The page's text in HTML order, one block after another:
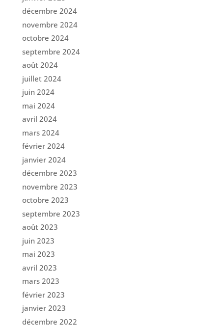
décembre 2024
novembre 2024
octobre 2024
septembre 2024
août 2024
juillet 2024
juin 2024
mai 2024
avril 2024
mars 2024
février 2024
janvier 2024
décembre 2023
novembre 2023
octobre 2023
septembre 2023
août 2023
juin 2023
mai 2023
avril 2023
mars 2023
février 2023
janvier 2023
décembre 2022